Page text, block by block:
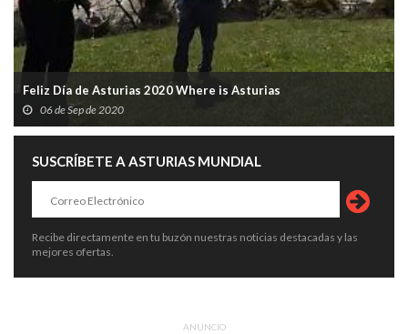
Feliz Día de Asturias 2020 Where is Asturias
06 de Sep de 2020
SUSCRÍBETE A ASTURIAS MUNDIAL
Recibe directamente en tu buzón nuestras noticias destacadas y las
mejores ofertas.
ANUNCIO